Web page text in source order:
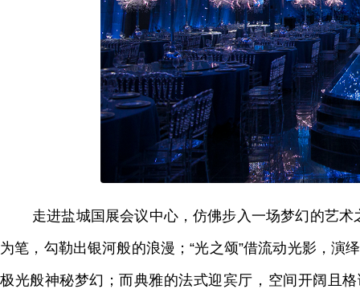
走进盐城国展会议中心，仿佛步入一场梦幻的艺
为笔，勾勒出银河般的浪漫；“光之颂”借流动光影，演
极光般神秘梦幻；而典雅的法式迎宾厅，空间开阔且